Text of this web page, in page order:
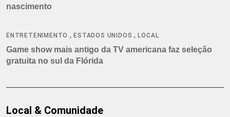
nascimento
ENTRETENIMENTO ,ESTADOS UNIDOS ,LOCAL
Game show mais antigo da TV americana faz seleção
gratuita no sul da Flórida
Local & Comunidade